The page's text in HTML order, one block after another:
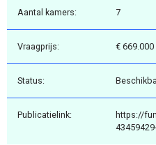
Aantal kamers: 7
Vraagprijs: € 669.000
Status:
Publicatielink:
https://